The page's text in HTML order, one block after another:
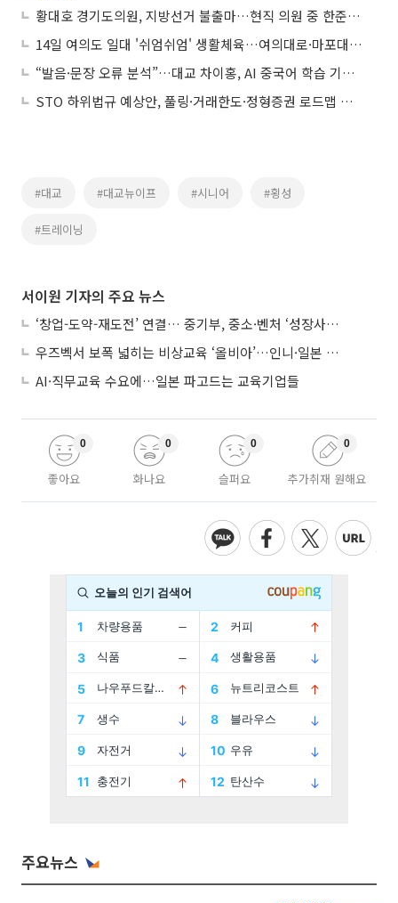
황대호 경기도의원, 지방선거 불출마…현직 의원 중 한준호 제1호 지지선언
14일 여의도 일대 '쉬엄쉬엄' 생활체육…여의대로·마포대교 일부 통제
“발음·문장 오류 분석”…대교 차이홍, AI 중국어 학습 기술 특허 출원
STO 하위법규 예상안, 풀링·거래한도·정형증권 로드맵 제시
#대교 #대교뉴이프 #시니어 #횡성
#트레이닝
서이원 기자의 주요 뉴스
‘창업-도약-재도전’ 연결… 중기부, 중소·벤처 ‘성장사다리’ 짓는다
우즈벡서 보폭 넓히는 비상교육 ‘올비아’…인니·일본 진출 타진
AI·직무교육 수요에…일본 파고드는 교육기업들
좋아요
0
화나요
0
슬퍼요
0
추가취재 원해요
0
주요뉴스